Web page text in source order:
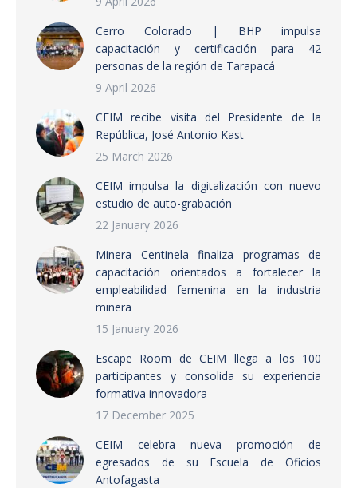
Cerro Colorado | BHP impulsa
capacitación y certificación para 42
personas de la región de Tarapacá
9 April 2026
CEIM recibe visita del Presidente de la
República, José Antonio Kast
25 March 2026
CEIM impulsa la digitalización con nuevo
estudio de auto-grabación
22 January 2026
Minera Centinela finaliza programas de
capacitación orientados a fortalecer la
empleabilidad femenina en la industria
minera
15 January 2026
Escape Room de CEIM llega a los 100
participantes y consolida su experiencia
formativa innovadora
17 December 2025
CEIM celebra nueva promoción de
egresados de su Escuela de Oficios
Antofagasta